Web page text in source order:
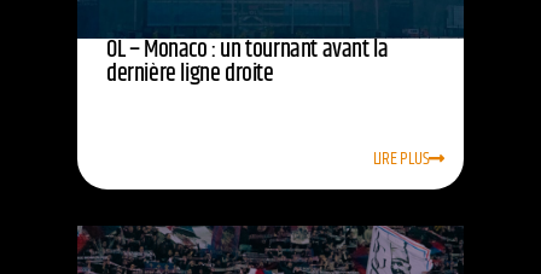
OL – Monaco : un tournant avant la
dernière ligne droite
LIRE PLUS